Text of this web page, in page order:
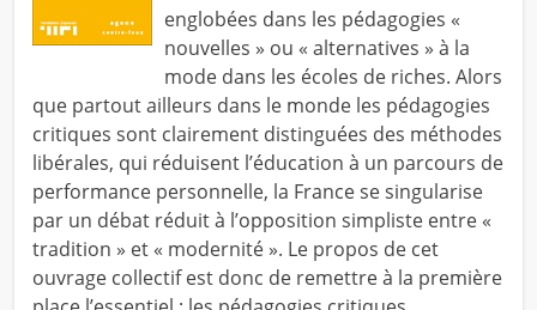
englobées dans les pédagogies «
nouvelles » ou « alternatives » à la
mode dans les écoles de riches. Alors
que partout ailleurs dans le monde les pédagogies
critiques sont clairement distinguées des méthodes
libérales, qui réduisent l’éducation à un parcours de
performance personnelle, la France se singularise
par un débat réduit à l’opposition simpliste entre «
tradition » et « modernité ». Le propos de cet
ouvrage collectif est donc de remettre à la première